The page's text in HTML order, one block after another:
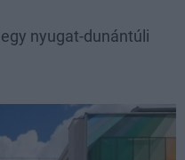
nyugat-dunántúli